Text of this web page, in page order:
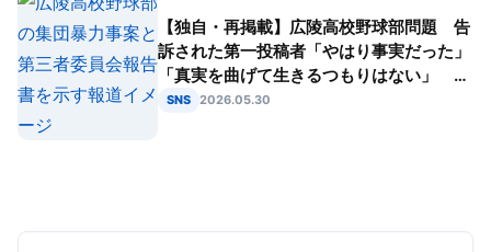
【独自・再掲載】広陵高校野球部問題 告
訴された第一投稿者「やはり事実だった」
「真実を曲げて生きるつもりはない」 第
三者委が集団暴力・いじめ認定
SNS 2026.05.30